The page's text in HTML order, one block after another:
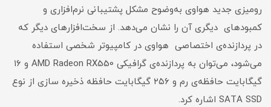
رومیزی جدید هواوی به‌وضوح مشکل پشتیبانی نرم‌افزاری و
کمبودهای دیگری آن را نشان می‌دهد. از سخت‌افزارهای دیگر که
در پردازنده‌ی اختصاصی هواوی در کامپیوتر شخصی استفاده
می‌شود، می‌توان به پردازنده‌ی گرافیکی AMD Radeon RX550 و ۱۶
گیگابایت حافظه‌ی رم و ۲۵۶ گیگابایت حافظه‌ ذخیره ‌سازی از نوع
SATA SSD اشاره کرد.